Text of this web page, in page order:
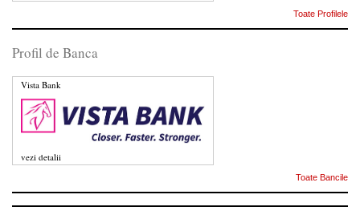
Toate Profilele
Profil de Banca
Vista Bank
vezi detalii
Toate Bancile